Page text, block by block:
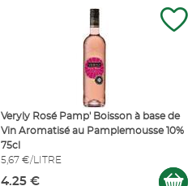
Veryly Rosé Pamp' Boisson à base de
Vin Aromatisé au Pamplemousse 10%
75cl
5,67 €/LITRE
4.25 €